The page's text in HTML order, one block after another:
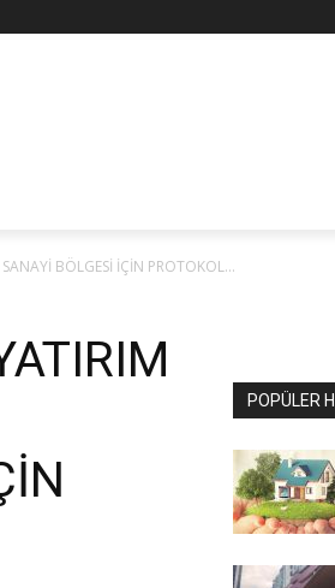
SANAYİ BÖLGESİ İÇİN PROTOKOL...
POPÜLER